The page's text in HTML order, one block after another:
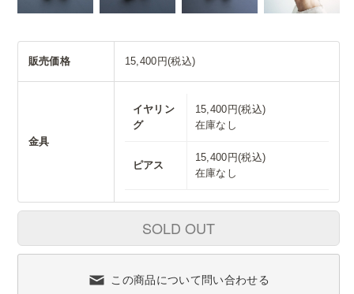
販売価格 15,400円(税込)
金具
イヤリン
グ
15,400円(税込)
在庫なし
ピアス
15,400円(税込)
在庫なし
SOLD OUT
この商品について問い合わせる